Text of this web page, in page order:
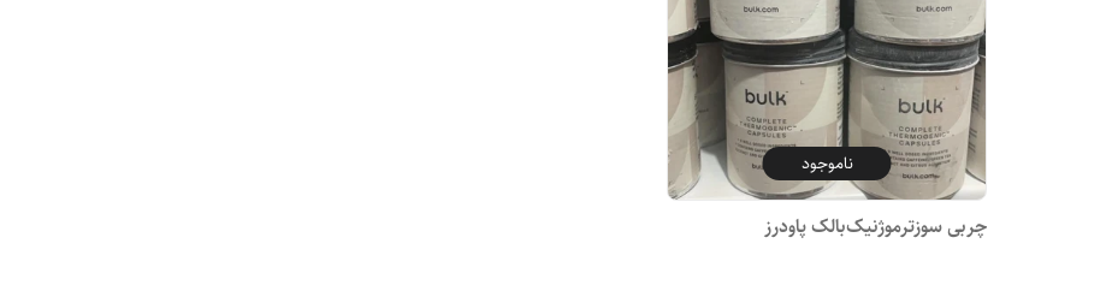
ناموجود
چربی سوزترموژنیک‌بالک پاودرز